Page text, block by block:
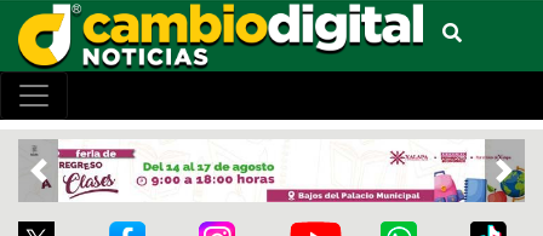
Previous